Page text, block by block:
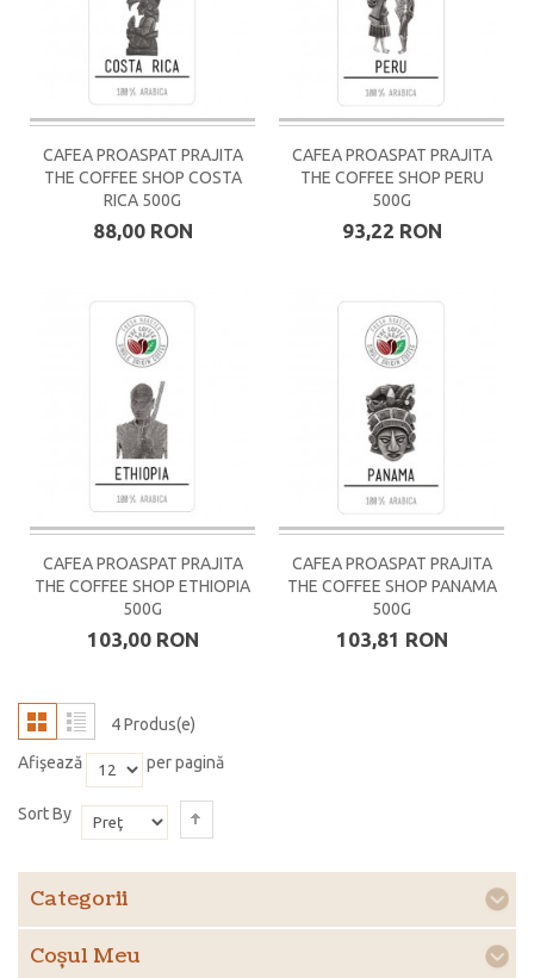
CAFEA PROASPAT PRAJITA
THE COFFEE SHOP COSTA
RICA 500G
88,00 RON
CAFEA PROASPAT PRAJITA
THE COFFEE SHOP PERU
500G
93,22 RON
CAFEA PROASPAT PRAJITA
THE COFFEE SHOP ETHIOPIA
500G
103,00 RON
CAFEA PROASPAT PRAJITA
THE COFFEE SHOP PANAMA
500G
103,81 RON
4 Produs(e)
Afişează
per pagină
Sort By
Categorii
Coşul Meu